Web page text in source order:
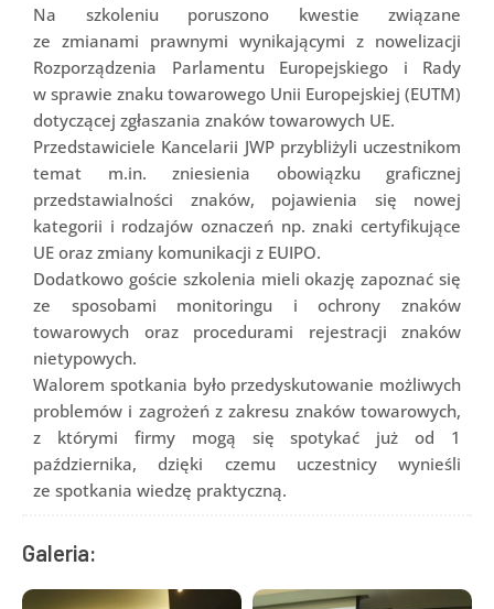
Na szkoleniu poruszono kwestie związane
ze zmianami prawnymi wynikającymi z nowelizacji
Rozporządzenia Parlamentu Europejskiego i Rady
w sprawie znaku towarowego Unii Europejskiej (EUTM)
dotyczącej zgłaszania znaków towarowych UE.
Przedstawiciele Kancelarii JWP przybliżyli uczestnikom
temat m.in. zniesienia obowiązku graficznej
przedstawialności znaków, pojawienia się nowej
kategorii i rodzajów oznaczeń np. znaki certyfikujące
UE oraz zmiany komunikacji z EUIPO.
Dodatkowo goście szkolenia mieli okazję zapoznać się
ze sposobami monitoringu i ochrony znaków
towarowych oraz procedurami rejestracji znaków
nietypowych.
Walorem spotkania było przedyskutowanie możliwych
problemów i zagrożeń z zakresu znaków towarowych,
z którymi firmy mogą się spotykać już od 1
października, dzięki czemu uczestnicy wynieśli
ze spotkania wiedzę praktyczną.
Galeria: